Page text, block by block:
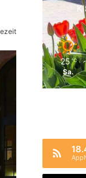
25 ℃
Sa.